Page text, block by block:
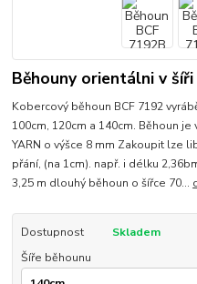
Běhouny orientálni v
Kobercový běhoun BCF 7192
100cm, 120cm a 140cm. Běhoun
YARN o výšce 8 mm Zakoupit lze
přání, (na 1cm). např. i délku
3,25 m dlouhý běhoun o šířce 70...
Dostupnost
Skladem
Šíře běhounu